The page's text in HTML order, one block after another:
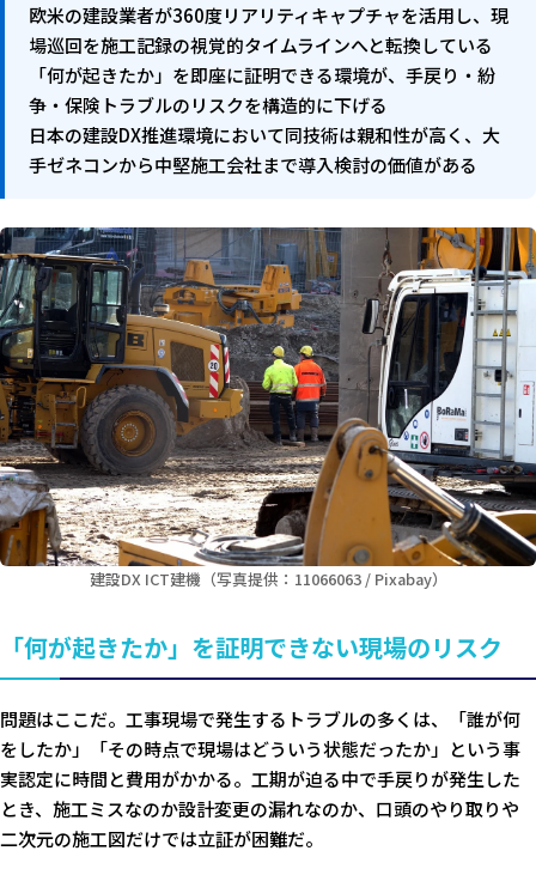
欧米の建設業者が360度リアリティキャプチャを活用し、現
場巡回を施工記録の視覚的タイムラインへと転換している
「何が起きたか」を即座に証明できる環境が、手戻り・紛
争・保険トラブルのリスクを構造的に下げる
日本の建設DX推進環境において同技術は親和性が高く、大
手ゼネコンから中堅施工会社まで導入検討の価値がある
建設DX ICT建機（写真提供：11066063 / Pixabay）
「何が起きたか」を証明できない現場のリスク
問題はここだ。工事現場で発生するトラブルの多くは、「誰が何
をしたか」「その時点で現場はどういう状態だったか」という事
実認定に時間と費用がかかる。工期が迫る中で手戻りが発生した
とき、施工ミスなのか設計変更の漏れなのか、口頭のやり取りや
二次元の施工図だけでは立証が困難だ。